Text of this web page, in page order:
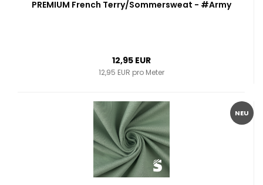
PREMIUM French Terry/Sommersweat - #Army
12,95 EUR
12,95 EUR pro Meter
NEU